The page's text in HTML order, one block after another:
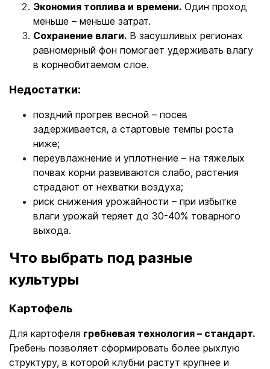
Экономия топлива и времени. Один проход
меньше – меньше затрат.
Сохранение влаги. В засушливых регионах
равномерный фон помогает удерживать влагу
в корнеобитаемом слое.
Недостатки:
поздний прогрев весной – посев
задерживается, а стартовые темпы роста
ниже;
переувлажнение и уплотнение – на тяжелых
почвах корни развиваются слабо, растения
страдают от нехватки воздуха;
риск снижения урожайности – при избытке
влаги урожай теряет до 30-40% товарного
выхода.
Что выбрать под разные
культуры
Картофель
Для картофеля гребневая технология – стандарт.
Гребень позволяет сформировать более рыхлую
структуру, в которой клубни растут крупнее и